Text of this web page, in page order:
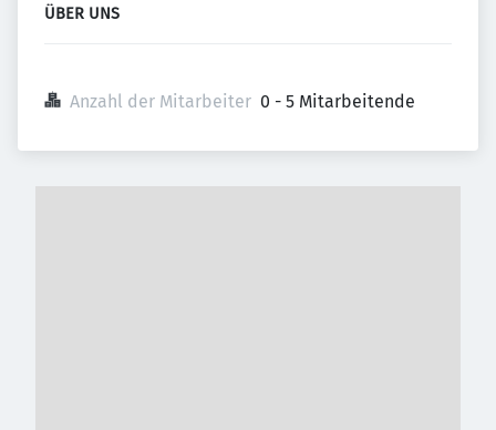
ÜBER UNS
Anzahl der Mitarbeiter 0 - 5 Mitarbeitende